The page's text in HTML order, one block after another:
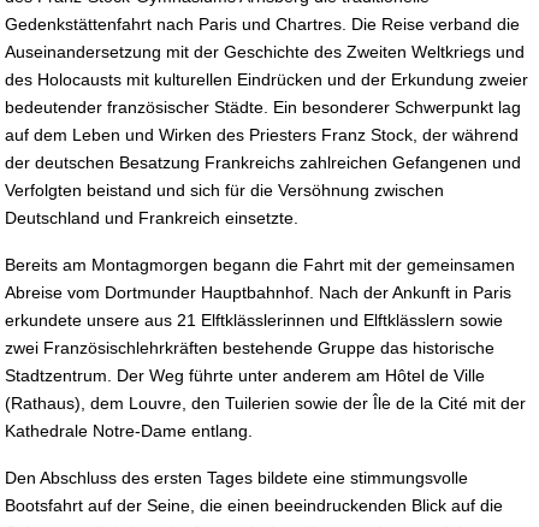
Gedenkstättenfahrt nach Paris und Chartres. Die Reise verband die
Auseinandersetzung mit der Geschichte des Zweiten Weltkriegs und
des Holocausts mit kulturellen Eindrücken und der Erkundung zweier
bedeutender französischer Städte. Ein besonderer Schwerpunkt lag
auf dem Leben und Wirken des Priesters Franz Stock, der während
der deutschen Besatzung Frankreichs zahlreichen Gefangenen und
Verfolgten beistand und sich für die Versöhnung zwischen
Deutschland und Frankreich einsetzte.
Bereits am Montagmorgen begann die Fahrt mit der gemeinsamen
Abreise vom Dortmunder Hauptbahnhof. Nach der Ankunft in Paris
erkundete unsere aus 21 Elftklässlerinnen und Elftklässlern sowie
zwei Französischlehrkräften bestehende Gruppe das historische
Stadtzentrum. Der Weg führte unter anderem am Hôtel de Ville
(Rathaus), dem Louvre, den Tuilerien sowie der Île de la Cité mit der
Kathedrale Notre-Dame entlang.
Den Abschluss des ersten Tages bildete eine stimmungsvolle
Bootsfahrt auf der Seine, die einen beeindruckenden Blick auf die